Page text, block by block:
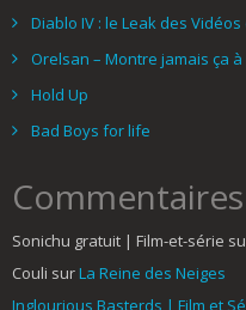
Diablo IV : le Leak des
Orelsan – Montre jamais ça
Hold Up
Bad Boys for life
Sonichu gratuit | Film-et-série
Couli surLa Reine des Neiges
Inglourious Basterds | Film et